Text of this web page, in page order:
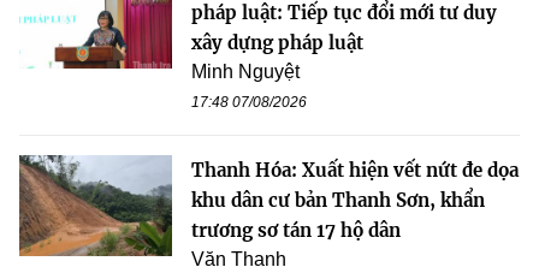
pháp luật: Tiếp tục đổi mới tư duy
xây dựng pháp luật
Minh Nguyệt
17:48 07/08/2026
Thanh Hóa: Xuất hiện vết nứt đe dọa
khu dân cư bản Thanh Sơn, khẩn
trương sơ tán 17 hộ dân
Văn Thanh